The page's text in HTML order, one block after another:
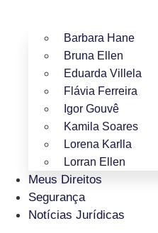
Barbara Hane
Bruna Ellen
Eduarda Villela
Flávia Ferreira
Igor Gouvê
Kamila Soares
Lorena Karlla
Lorran Ellen
Meus Direitos
Segurança
Notícias Jurídicas